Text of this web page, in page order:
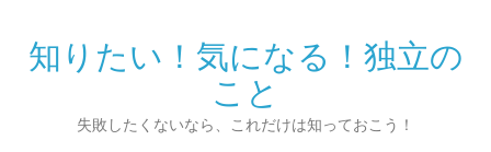
知りたい！気になる！独立の
こと
失敗したくないなら、これだけは知っておこう！